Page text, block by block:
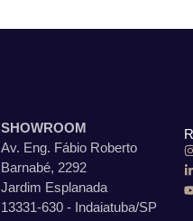
SHOWROOM
Av. Eng. Fábio Roberto
Barnabé, 2292
Jardim Esplanada
13331-630 - Indaiatuba/SP